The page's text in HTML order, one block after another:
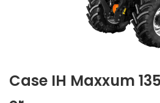
Case IH Maxxum